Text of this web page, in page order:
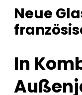
Neue
In